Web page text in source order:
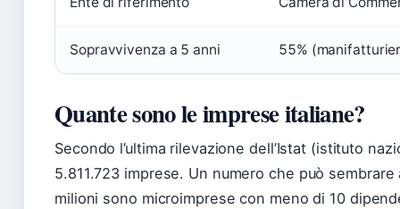
Sopravvivenza a 5 anni 55%
Quante sono le imprese italiane?
Secondo l’ultima rilevazione dell’Istat (istituto
5.811.723 imprese. Un numero che può
milioni sono microimprese con meno di 10